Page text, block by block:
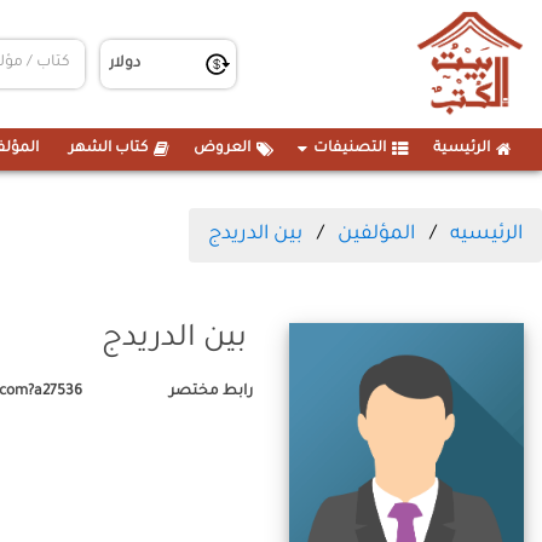
الرئيسية التصنيفات العروض كتاب الشهر
الرئيسيه المؤلفين بين الدريدج
بين الدريدج
رابط مختصر